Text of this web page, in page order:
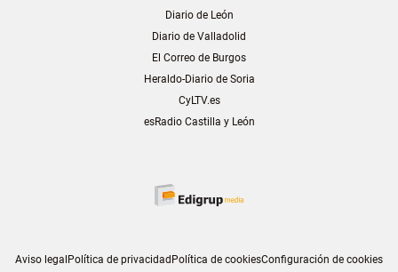
Diario de León
Diario de Valladolid
El Correo de Burgos
Heraldo-Diario de Soria
CyLTV.es
esRadio Castilla y León
Aviso legalPolítica de privacidadPolítica de cookiesConfiguración de cookies